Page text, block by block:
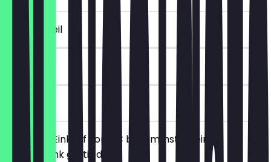
~4 € Vorteil
7 Tage
vor Ort
Ab einem Einkauf von 5€ bekommst du ein
Heißgetränk gratis dazu.